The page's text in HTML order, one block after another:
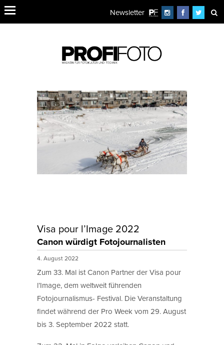
Newsletter
Visa pour l’Image 2022
Canon würdigt Fotojournalisten
4. August 2022
Zum 33. Mal ist Canon Partner der Visa pour
l’Image, dem weltweit führenden
Fotojournalismus- Festival. Die Veranstaltung
findet während der Pro Week vom 29. August
bis 3. September 2022 statt.